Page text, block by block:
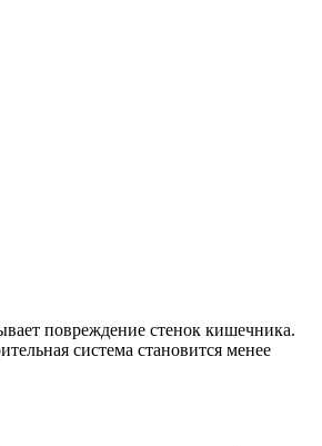
повреждение стенок кишечника.
система становится менее